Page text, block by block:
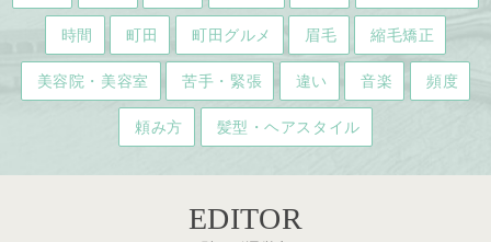
時間 町田 町田グルメ 眉毛 縮毛矯正
美容院・美容室 苦手・緊張 違い 音楽 頻度
頼み方 髪型・ヘアスタイル
EDITOR